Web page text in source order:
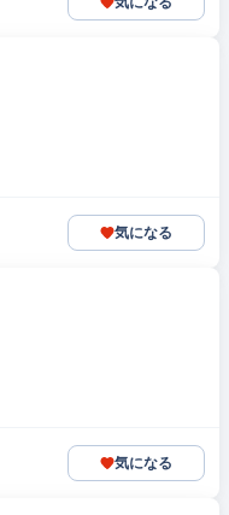
気になる
気になる